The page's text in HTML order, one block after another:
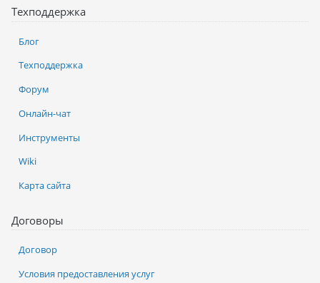
Техподдержка
Блог
Техподдержка
Форум
Онлайн-чат
Инструменты
Wiki
Карта сайта
Договоры
Договор
Условия предоставления услуг